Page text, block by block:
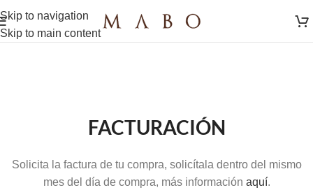
Skip to navigation
Skip to main content
FACTURACIÓN
Solicita la factura de tu compra, solicítala dentro del mismo
mes del día de compra, más información aquí.